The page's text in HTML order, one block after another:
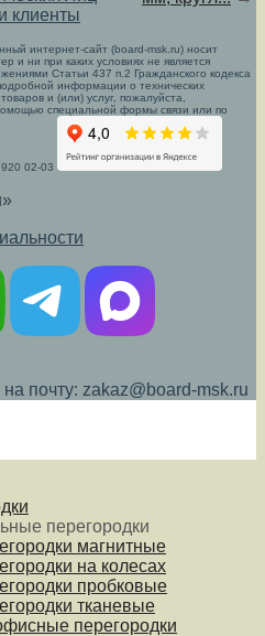
клиенты
интернет-сайт (board-msk.ru) носит
и ни при каких условиях не является
Статьи 437 п.2 Гражданского кодекса
информации о технических
и (или) услуг, пожалуйста,
специальной формы связи или по
02-03
почту: zakaz@board-msk.ru
перегородки
магнитные
на колесах
пробковые
тканевые
перегородки